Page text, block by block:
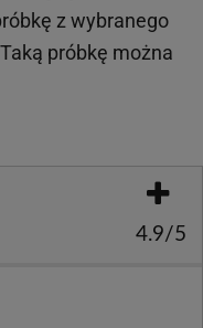
z wybranego
próbkę można
4.9/5